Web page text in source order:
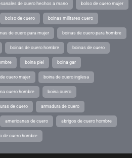
de cuero hechos a mano bolso de cuero mujer
bolso de cuero boinas militares cuero
de cuero para mujer boinas de cuero para hombre
boinas de cuero hombre boinas de cuero
boina piel boina gar
cuero mujer boina de cuero inglesa
cuero hombre boina cuero
de cuero armadura de cuero
americanas de cuero abrigos de cuero hombre
de cuero hombre